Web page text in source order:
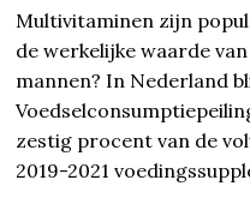
Multivitaminen zijn
de werkelijke waarde
mannen? In Nederland
zestig procent van de
2019-2021